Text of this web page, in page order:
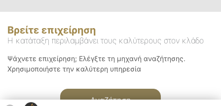
Βρείτε επιχείρηση
Η κατάταξη περιλαμβάνει τους καλύτερους στον κλάδο
Ψάχνετε επιχείρηση; Ελέγξτε τη μηχανή αναζήτησης.
Χρησιμοποιήστε την καλύτερη υπηρεσία
Αναζήτηση